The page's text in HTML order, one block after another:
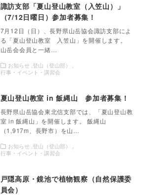
諏訪支部「夏山登山教室（入笠山）」
（7/12日曜日）参加者募集！
7月12日（日）、長野県山岳協会諏訪支部によ
る「夏山登山教室 入笠山」を開催します。
山岳会会員と一緒…
お知らせ 登山（登山部）
行事・イベント・講習会
夏山登山教室 in 飯縄山 参加者募集！
長野県山岳協会東北信支部では、「夏山登山教
室 in 飯縄山」を開催します。 飯縄山
（1,917m、長野市）を山…
お知らせ 登山（登山部）
行事・イベント・講習会
戸隠高原・鏡池で植物観察（自然保護委
員会）